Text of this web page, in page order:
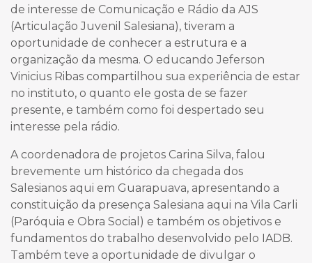
de interesse de Comunicação e Rádio da AJS
(Articulação Juvenil Salesiana), tiveram a
oportunidade de conhecer a estrutura e a
organização da mesma. O educando Jeferson
Vinicius Ribas compartilhou sua experiência de estar
no instituto, o quanto ele gosta de se fazer
presente, e também como foi despertado seu
interesse pela rádio.
A coordenadora de projetos Carina Silva, falou
brevemente um histórico da chegada dos
Salesianos aqui em Guarapuava, apresentando a
constituição da presença Salesiana aqui na Vila Carli
(Paróquia e Obra Social) e também os objetivos e
fundamentos do trabalho desenvolvido pelo IADB.
Também teve a oportunidade de divulgar o